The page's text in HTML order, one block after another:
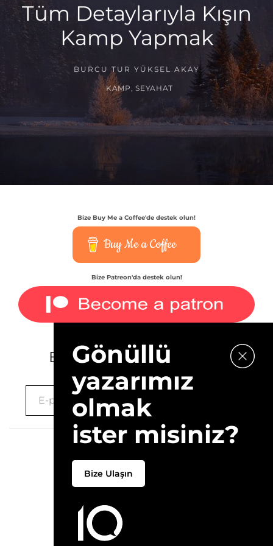
Tüm Detaylarıyla Kışın
Kamp Yapmak
BURCU TUR YÜKSEL AKAY
KAMP ,SEYAHAT
Bize Buy Me a Coffee'de destek olun!
Buy Me a Coffee
Bize Patreon'da destek olun!
E-bültenimize kaydolun.
Hakkımızda
Gönüllü
yazarımız
olmak
ister misiniz?
Bize Ulaşın